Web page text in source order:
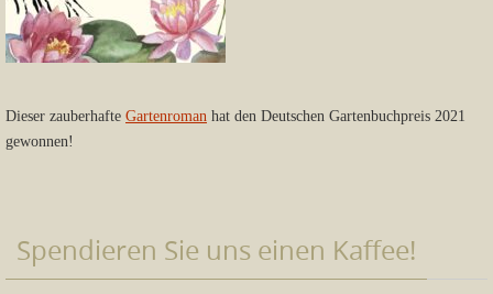
Dieser zauberhafte Gartenroman hat den Deutschen Gartenbuchpreis 2021
gewonnen!
Spendieren Sie uns einen Kaffee!